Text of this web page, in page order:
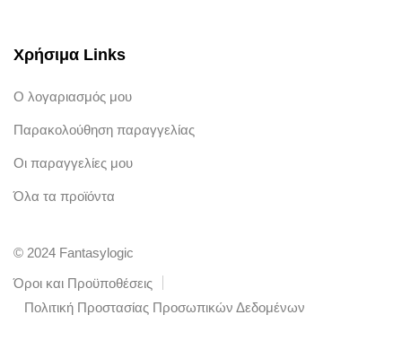
Χρήσιμα Links
Ο λογαριασμός μου
Παρακολούθηση παραγγελίας
Οι παραγγελίες μου
Όλα τα προϊόντα
© 2024 Fantasylogic
Όροι και Προϋποθέσεις
Πολιτική Προστασίας Προσωπικών Δεδομένων